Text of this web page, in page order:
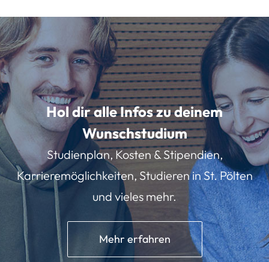
Hol dir alle Infos zu deinem
Wunschstudium
Studienplan, Kosten & Stipendien,
Karrieremöglichkeiten, Studieren in St. Pölten
und vieles mehr.
Mehr erfahren